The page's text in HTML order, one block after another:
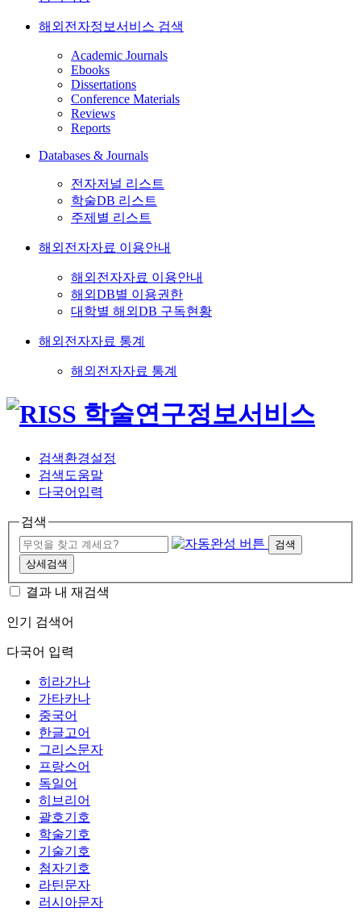
해외전자정보서비스 검색
Academic Journals
Ebooks
Dissertations
Conference Materials
Reviews
Reports
Databases & Journals
전자저널 리스트
학술DB 리스트
주제별 리스트
해외전자자료 이용안내
해외전자자료 이용안내
해외DB별 이용권한
대학별 해외DB 구독현황
해외전자자료 통계
해외전자자료 통계
검색환경설정
검색도움말
다국어입력
검색
검색
상세검색
결과 내 재검색
인기 검색어
다국어 입력
히라가나
가타카나
중국어
한글고어
그리스문자
프랑스어
독일어
히브리어
괄호기호
학술기호
기술기호
첨자기호
라틴문자
러시아문자